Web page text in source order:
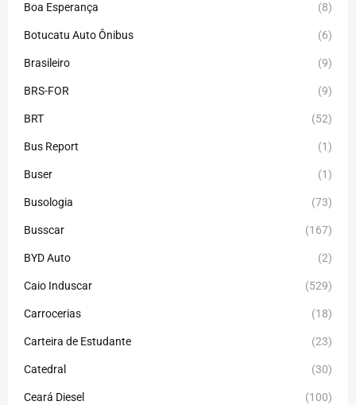
Boa Esperança (8)
Botucatu Auto Ônibus (6)
Brasileiro (9)
BRS-FOR (9)
BRT (52)
Bus Report (1)
Buser (1)
Busologia (73)
Busscar (167)
BYD Auto (2)
Caio Induscar (529)
Carrocerias (18)
Carteira de Estudante (23)
Catedral (30)
Ceará Diesel (100)